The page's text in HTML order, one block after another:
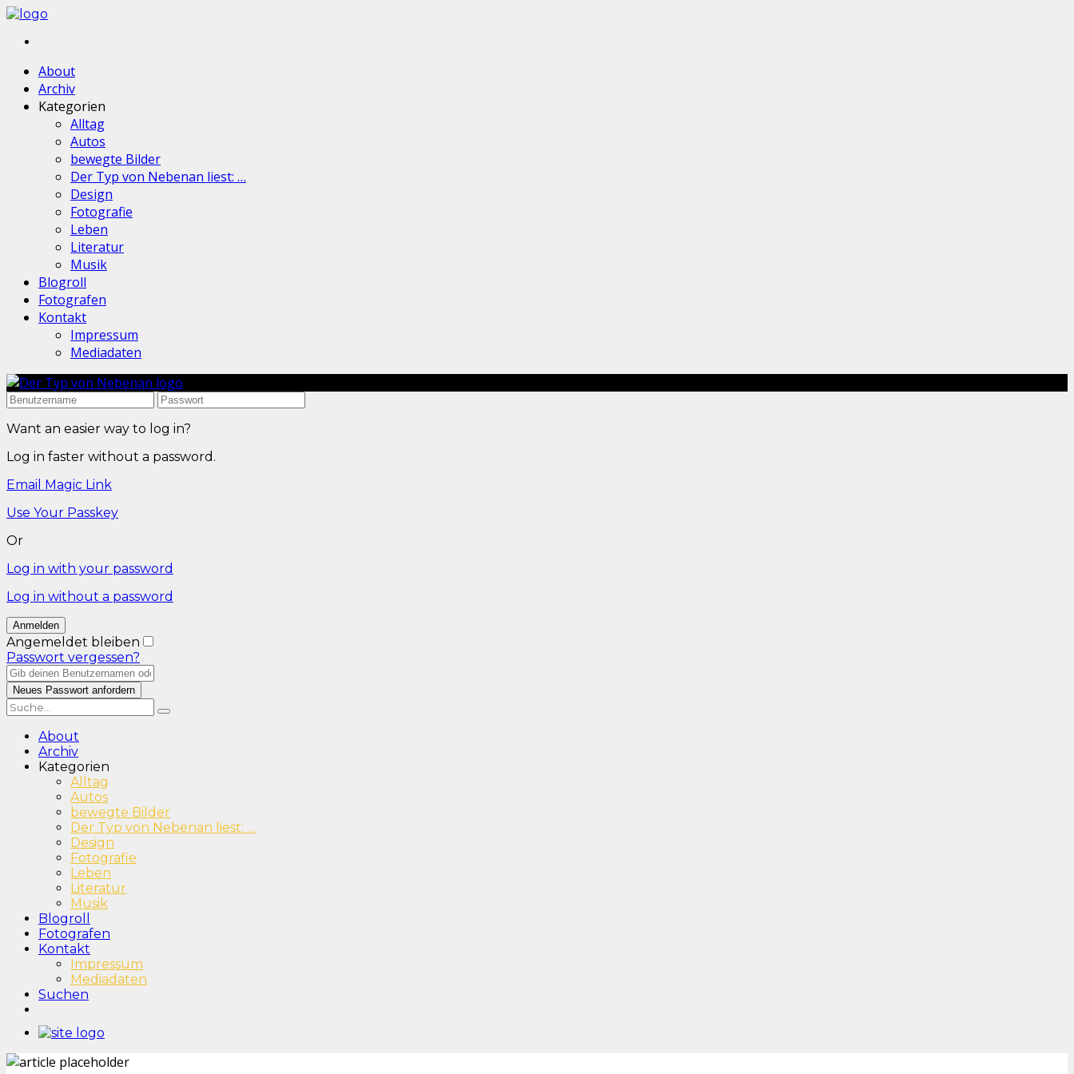
About
Archiv
Kategorien
Alltag
Autos
bewegte Bilder
Der Typ von Nebenan liest: …
Design
Fotografie
Leben
Literatur
Musik
Blogroll
Fotografen
Kontakt
Impressum
Mediadaten
Want an easier way to log in?
Log in faster without a password.
Email Magic Link
Use Your Passkey
Or
Log in with your password
Log in without a password
Angemeldet bleiben
Passwort vergessen?
About
Archiv
Kategorien
Alltag
Autos
bewegte Bilder
Der Typ von Nebenan liest: …
Design
Fotografie
Leben
Literatur
Musik
Blogroll
Fotografen
Kontakt
Impressum
Mediadaten
Suchen